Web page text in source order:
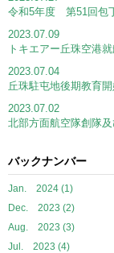
令和5年度 第51回包
2023.07.09
トキエアー丘珠空港
2023.07.04
丘珠駐屯地後期教育
2023.07.02
北部方面航空隊創隊
バックナンバー
Jan. 2024 (1)
Dec. 2023 (2)
Aug. 2023 (3)
Jul. 2023 (4)